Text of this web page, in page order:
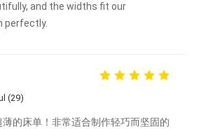
and the widths fit our
perfectly.
(29)
的床单！非常适合制作轻巧而坚固的